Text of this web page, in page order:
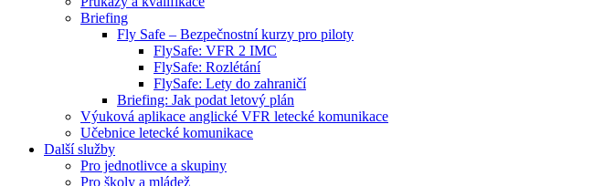
Briefing
Fly Safe – Bezpečnostní kurzy pro piloty
FlySafe: VFR 2 IMC
FlySafe: Rozlétání
FlySafe: Lety do zahraničí
Briefing: Jak podat letový plán
Výuková aplikace anglické VFR letecké komunikace
Učebnice letecké komunikace
Další služby
Pro jednotlivce a skupiny
Pro školy a mládež